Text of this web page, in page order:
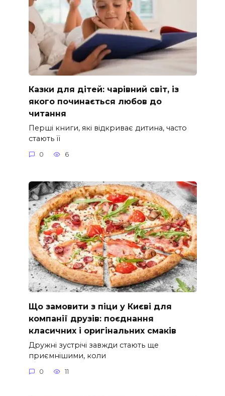
Казки для дітей: чарівний світ, із
якого починається любов до
читання
Перші книги, які відкриває дитина, часто
стають її
0 6
Що замовити з піци у Києві для
компанії друзів: поєднання
класичних і оригінальних смаків
Дружні зустрічі завжди стають ще
приємнішими, коли
0 11